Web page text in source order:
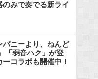
みで奏でる新ライ
パニーより、ねんど
「弱音ハク」が登
コラボも開催中！